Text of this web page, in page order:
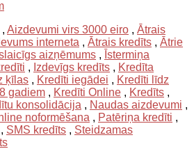
, Aizdevumi virs 3000 eiro , Ātrais
interneta , Ātrais kredīts , Ātrie
aizņēmums , Īstermiņa
, Izdevīgs kredīts , Kredīta
ķīlas , Kredīti iegādei , Kredīti līdz
gadiem , Kredīti Online , Kredīts ,
konsolidācija , Naudas aizdevumi ,
noformēšana , Patēriņa kredīti ,
, SMS kredīts , Steidzamas